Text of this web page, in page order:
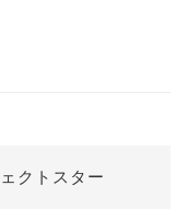
クトスター